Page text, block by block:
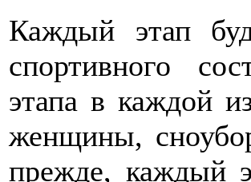
Каждый этап
спортивного
этапа в каждой
женщины,
прежде, каждый